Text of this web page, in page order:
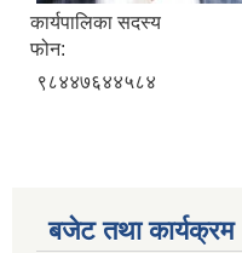
कार्यपालिका सदस्य
फोन:
९८४४७६४४५८४
बजेट तथा कार्यक्रम